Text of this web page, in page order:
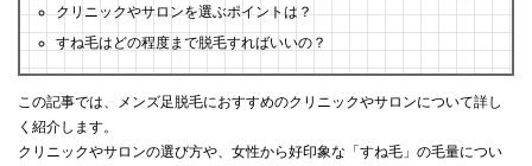
クリニックやサロンを選ぶポイントは？
すね毛はどの程度まで脱毛すればいいの？
この記事では、メンズ足脱毛におすすめのクリニックやサロンについて詳し
く紹介します。
クリニックやサロンの選び方や、女性から好印象な「すね毛」の毛量につい